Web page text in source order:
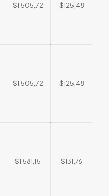
$1.505,72 $125,48
$1.505,72 $125,48
$1.581,15 $131,76